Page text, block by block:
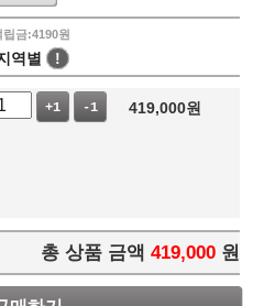
립금:4190원
역별 !
+1 -1 419,000원
총 상품 금액 419,000 원